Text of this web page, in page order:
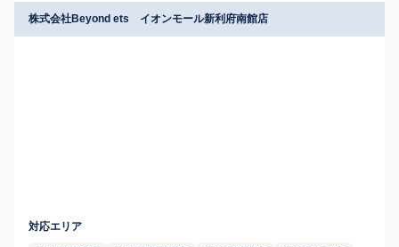
株式会社Beyond ets イオンモール新利府南館店
対応エリア